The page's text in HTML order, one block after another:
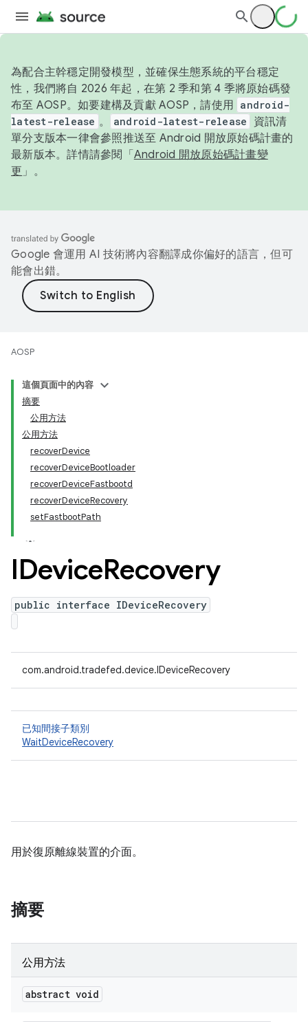
為配合主幹穩定開發模型，並確保生態系統的平台穩定
性，我們將自 2026 年起，在第 2 季和第 4 季將原始碼發
布至 AOSP。如要建構及貢獻 AOSP，請使用 android-
latest-release 。 android-latest-release
資訊清
單分支版本一律會參照推送至 Android 開放原始碼計畫的
最新版本。詳情請參閱「 Android 開放原始碼計畫變
更 」。
Google 會運用 AI 技術將內容翻譯成你偏好的語言，但可
能會出錯。
AOSP
這個頁面中的內容
摘要
公用方法
公用方法
recoverDevice
recoverDeviceBootloader
recoverDeviceFastbootd
recoverDeviceRecovery
setFastbootPath
IDeviceRecovery
public interface IDeviceRecovery
com.android.tradefed.device.IDeviceRecovery
已知間接子類別
WaitDeviceRecovery
用於復原離線裝置的介面。
摘要
公用方法
abstract void